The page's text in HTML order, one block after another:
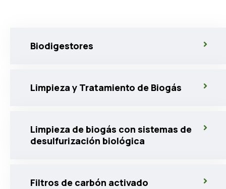
Biodigestores
Limpieza y Tratamiento de Biogás
Limpieza de biogás con sistemas de
desulfurización biológica
Filtros de carbón activado